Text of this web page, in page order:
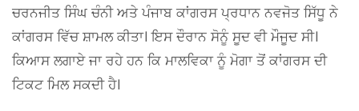
ਚਰਨਜੀਤ ਸਿੰਘ ਚੰਨੀ ਅਤੇ ਪੰਜਾਬ ਕਾਂਗਰਸ ਪ੍ਰਧਾਨ ਨਵਜੋਤ ਸਿੱਧੂ ਨੇ
ਕਾਂਗਰਸ ਵਿੱਚ ਸ਼ਾਮਲ ਕੀਤਾ। ਇਸ ਦੌਰਾਨ ਸੋਨੂੰ ਸੂਦ ਵੀ ਮੌਜੂਦ ਸੀ।
ਕਿਆਸ ਲਗਾਏ ਜਾ ਰਹੇ ਹਨ ਕਿ ਮਾਲਵਿਕਾ ਨੂੰ ਮੋਗਾ ਤੋਂ ਕਾਂਗਰਸ ਦੀ
ਟਿਕਟ ਮਿਲ ਸਕਦੀ ਹੈ।